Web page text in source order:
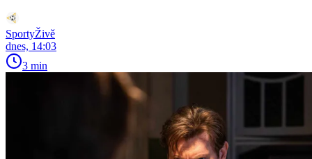
SportyŽivě
dnes, 14:03
3 min